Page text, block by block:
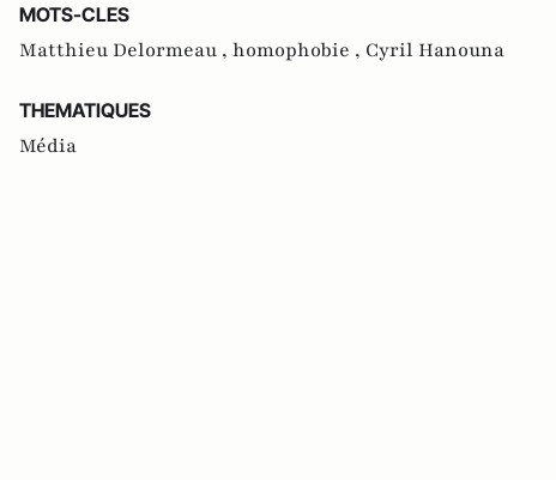
MOTS-CLES
Matthieu Delormeau , homophobie , Cyril Hanouna
THEMATIQUES
Média